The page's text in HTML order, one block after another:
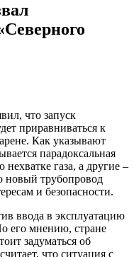
что запуск
приравниваться к
Как указывают
парадоксальная
газа, а другие –
новый трубопровод
и безопасности.
ввода в эксплуатацию
его мнению, стране
задуматься об
что ситуация с